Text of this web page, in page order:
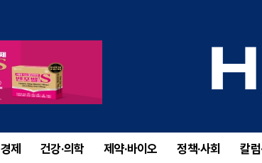
경제 건강·의학 제약·바이오 정책·사회 칼럼